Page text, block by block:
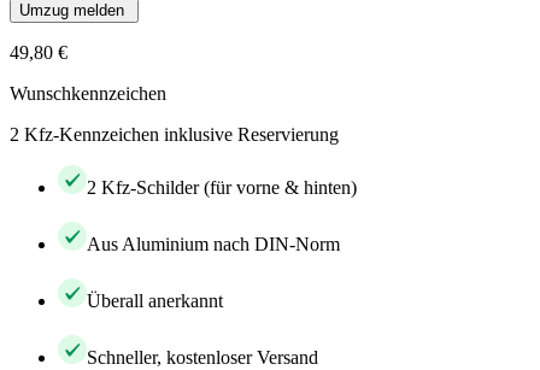
Umzug melden
49,80 €
Wunschkennzeichen
2 Kfz-Kennzeichen inklusive Reservierung
2 Kfz-Schilder (für vorne & hinten)
Aus Aluminium nach DIN-Norm
Überall anerkannt
Schneller, kostenloser Versand